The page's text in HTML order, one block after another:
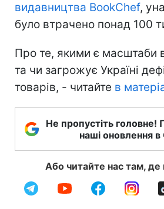
видавництва BookChef,
було втрачено понад 100
Про те, якими є масштаби
та чи загрожує Україні
товарів, - читайте в
Не пропустіть головне!
наші оновлення в
Або читайте нас там, де